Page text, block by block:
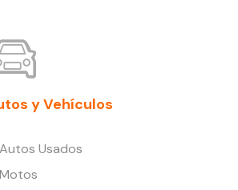
y Vehículos
Usados